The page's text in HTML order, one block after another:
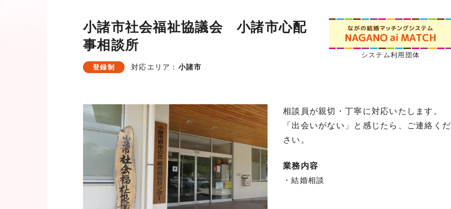
小諸市社会福祉協議会 小諸市心配
事相談所
登録制 対応エリア： 小諸市
システム利用団体
相談員が親切・丁寧に対応いたします。
「出会いがない」と感じたら、ご連絡くだ
さい。
業務内容
・結婚相談